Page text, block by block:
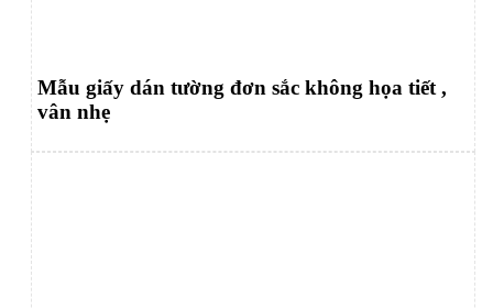
Mẫu giấy dán tường đơn sắc không họa tiết ,
vân nhẹ